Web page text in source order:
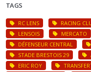
TAGS
RC LENS RACING
LENSOIS
MERCATO
DÉFENSEUR CENTRAL
STADE BRESTOIS 29
ERIC ROY